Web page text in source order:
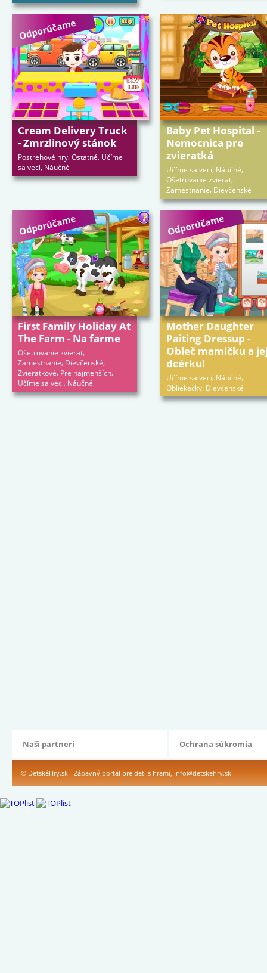
Cream Delivery Truck
- Zmrzlinový stánok
Postrehové hry,Ostatné, Učíme
sa veci, Náučné
Baby Pet Hospital -
Nemocnica pre
zvieratká
Učíme sa veci, Náučné,
Ošetrovanie zvierat,
Zamestnanie, Dievčenské
First Family Holiday At
The Farm - Na farme
Ošetrovanie zvierat,
Zamestnanie, Dievčenské,
Zvieratkové, Pre najmenších,
Učíme sa veci, Náučné
Mother Daughter
Paiting Dressup -
Obleč mamičku a
dcérku!
Učíme sa veci, Náučné,
Obliekačky, Dievčenské
Naši partneri Ochrana súkromia
© DetskéHry.sk - Zábavný portál pre deti s hrami, info@detskehry.sk